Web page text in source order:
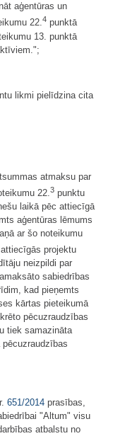
aģentūras un
22.4 punktā
13. punktā
likmi pielīdzina cita
atmaksu par
22. 3 punktu
laikā pēc attiecīgā
aģentūras lēmums
ar šo noteikumu
projektu
neizpildi par
sabiedrības
kad pieņemts
kārtas pieteikumā
pēcuzraudzības
tiek samazināta
651/2014 prasības,
"Altum" visu
atbalstu no